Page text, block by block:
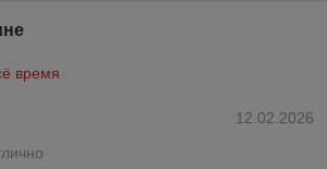
время
12.02.2026